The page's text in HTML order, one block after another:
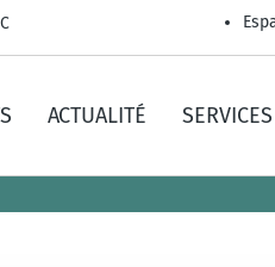
ACTUALITÉ SERVICES